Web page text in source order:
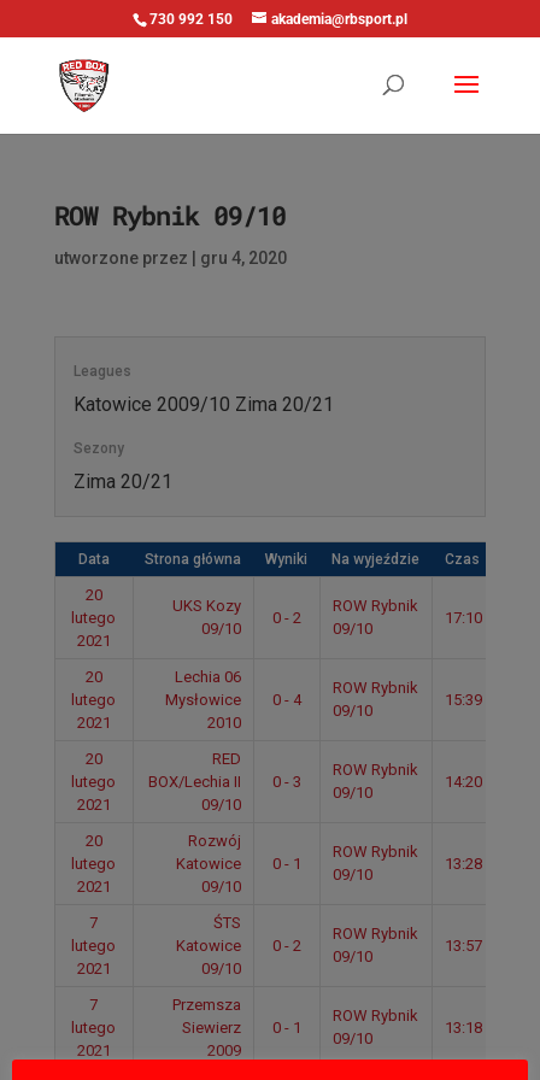
730 992 150 akademia@rbsport.pl
ROW Rybnik 09/10
utworzone przez gru 4, 2020
Leagues
Katowice 2009/10 Zima 20/21
Sezony
Zima 20/21
Data Strona główna Wyniki Na wyjeździe Czas
20
lutego
2021
UKS Kozy
09/10
0 - 2
ROW Rybnik
09/10
17:10
20
lutego
2021
Lechia 06
Mysłowice
2010
0 - 4
ROW Rybnik
09/10
15:39
20
lutego
2021
RED
BOX/Lechia II
09/10
0 - 3
ROW Rybnik
09/10
14:20
20
lutego
2021
Rozwój
Katowice
09/10
0 - 1
ROW Rybnik
09/10
13:28
7
lutego
2021
ŚTS
Katowice
09/10
0 - 2
ROW Rybnik
09/10
13:57
7
lutego
2021
Przemsza
Siewierz
2009
0 - 1
ROW Rybnik
09/10
13:18